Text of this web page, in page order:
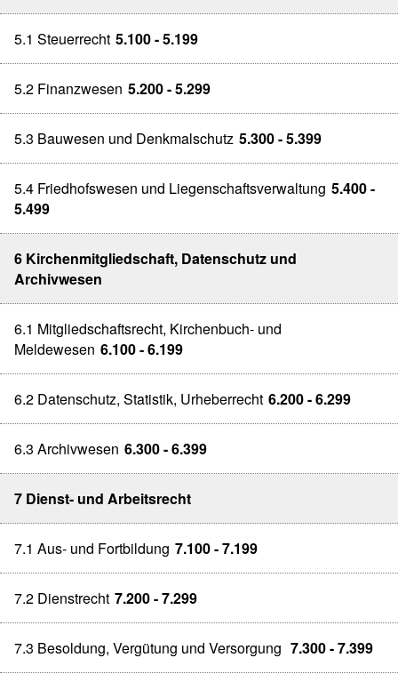
5.1 Steuerrecht 5.100 - 5.199
5.2 Finanzwesen 5.200 - 5.299
5.3 Bauwesen und Denkmalschutz 5.300 - 5.399
5.4 Friedhofswesen und Liegenschaftsverwaltung 5.400 -
5.499
6 Kirchenmitgliedschaft, Datenschutz und
Archivwesen
6.1 Mitgliedschaftsrecht, Kirchenbuch- und
Meldewesen 6.100 - 6.199
6.2 Datenschutz, Statistik, Urheberrecht 6.200 - 6.299
6.3 Archivwesen 6.300 - 6.399
7 Dienst- und Arbeitsrecht
7.1 Aus- und Fortbildung 7.100 - 7.199
7.2 Dienstrecht 7.200 - 7.299
7.3 Besoldung, Vergütung und Versorgung 7.300 - 7.399